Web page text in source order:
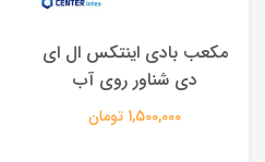
مکعب بادی اینتکس ال ای
دی شناور روی آب
1,500,000 تومان